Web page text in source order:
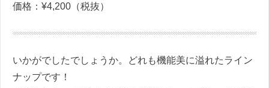
価格：¥4,200（税抜）
いかがでしたでしょうか。どれも機能美に溢れたライン
ナップです！